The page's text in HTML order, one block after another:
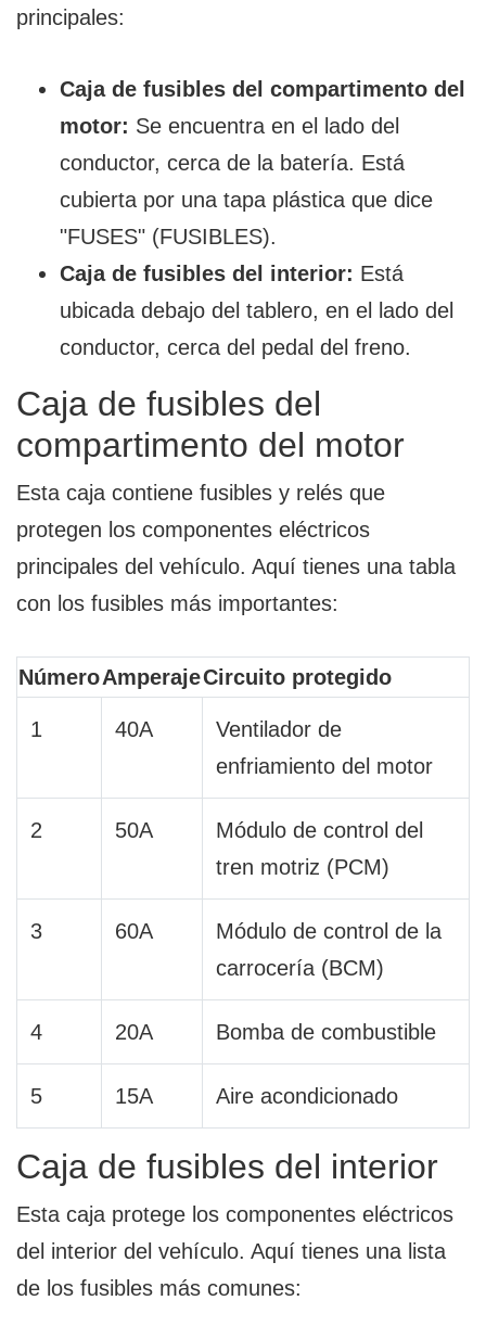
principales:
Caja de fusibles del compartimento del
motor: Se encuentra en el lado del
conductor, cerca de la batería. Está
cubierta por una tapa plástica que dice
"FUSES" (FUSIBLES).
Caja de fusibles del interior: Está
ubicada debajo del tablero, en el lado del
conductor, cerca del pedal del freno.
Caja de fusibles del
compartimento del motor
Esta caja contiene fusibles y relés que
protegen los componentes eléctricos
principales del vehículo. Aquí tienes una tabla
con los fusibles más importantes:
NúmeroAmperajeCircuito protegido
1 40A
Ventilador de
enfriamiento del motor
2 50A
Módulo de control del
tren motriz (PCM)
3 60A
Módulo de control de la
carrocería (BCM)
4 20A Bomba de combustible
5 15A Aire acondicionado
Caja de fusibles del interior
Esta caja protege los componentes eléctricos
del interior del vehículo. Aquí tienes una lista
de los fusibles más comunes: